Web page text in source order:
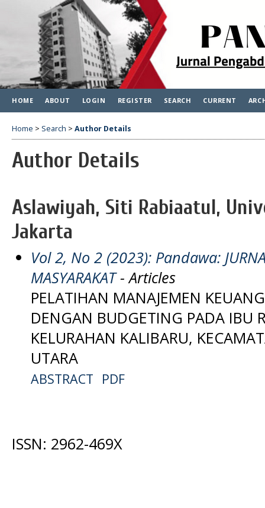
HOME ABOUT LOGIN REGISTER SEARCH CURRENT
Home > Search > Author Details
Author Details
Aslawiyah, Siti Rabiaatul,
Jakarta
Vol 2, No 2 (2023): Pandawa:
MASYARAKAT- Articles
PELATIHAN MANAJEMEN
DENGAN BUDGETING PADA IBU
KELURAHAN KALIBARU,
UTARA
ABSTRACT PDF
ISSN: 2962-469X